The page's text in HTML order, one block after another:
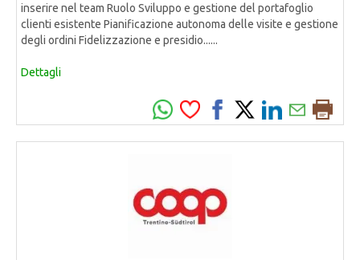
inserire nel team Ruolo Sviluppo e gestione del portafoglio
clienti esistente Pianificazione autonoma delle visite e gestione
degli ordini Fidelizzazione e presidio......
Dettagli